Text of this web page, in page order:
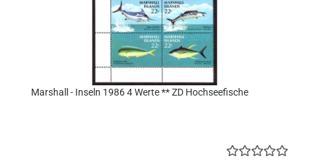
Marshall - Inseln 1986 4 Werte ** ZD Hochseefische